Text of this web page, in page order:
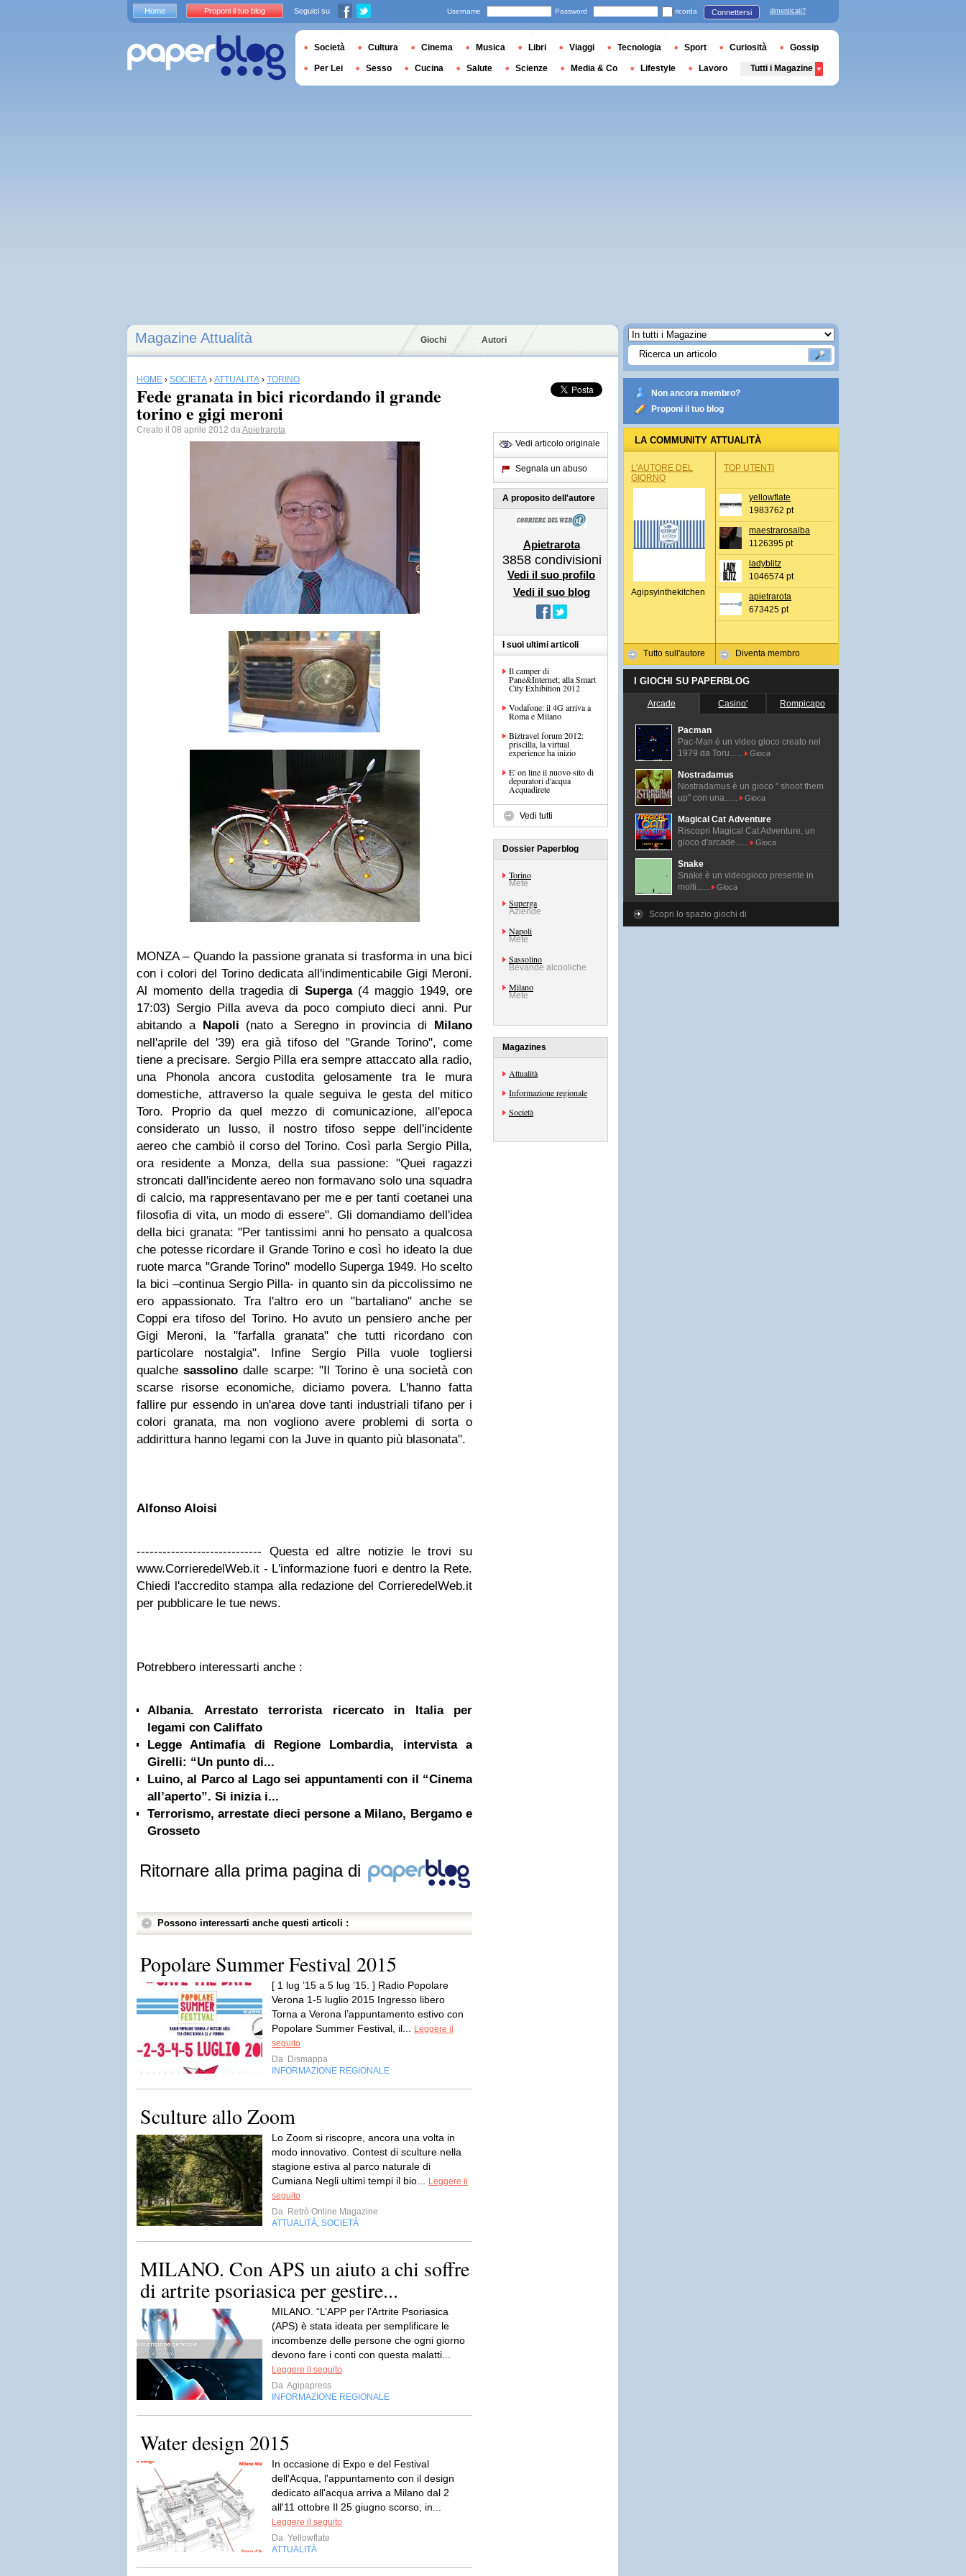
Magazine Attualità Giochi Autori
HOME › SOCIETÀ › ATTUALITÀ › TORINO
Fede granata in bici ricordando il grande
torino e gigi meroni
Creato il 08 aprile 2012 daApietrarota
MONZA – Quando la passione granata si trasforma in una bici
con i colori del Torino dedicata all'indimenticabile Gigi Meroni.
Al momento della tragedia di Superga(4 maggio 1949, ore
17:03) Sergio Pilla aveva da poco compiuto dieci anni. Pur
abitando a Napoli (nato a Seregno in provincia di Milano
nell'aprile del '39) era già tifoso del "Grande Torino", come
tiene a precisare. Sergio Pilla era sempre attaccato alla radio,
una Phonola ancora custodita gelosamente tra le mura
domestiche, attraverso la quale seguiva le gesta del mitico
Toro. Proprio da quel mezzo di comunicazione, all'epoca
considerato un lusso, il nostro tifoso seppe dell'incidente
aereo che cambiò il corso del Torino. Così parla Sergio Pilla,
ora residente a Monza, della sua passione: "Quei ragazzi
stroncati dall'incidente aereo non formavano solo una squadra
di calcio, ma rappresentavano per me e per tanti coetanei una
filosofia di vita, un modo di essere". Gli domandiamo dell'idea
della bici granata: "Per tantissimi anni ho pensato a qualcosa
che potesse ricordare il Grande Torino e così ho ideato la due
ruote marca "Grande Torino" modello Superga 1949. Ho scelto
la bici –continua Sergio Pilla- in quanto sin da piccolissimo ne
ero appassionato. Tra l'altro ero un "bartaliano" anche se
Coppi era tifoso del Torino. Ho avuto un pensiero anche per
Gigi Meroni, la "farfalla granata" che tutti ricordano con
particolare nostalgia". Infine Sergio Pilla vuole togliersi
qualchesassolino dalle scarpe: "Il Torino è una società con
scarse risorse economiche, diciamo povera. L'hanno fatta
fallire pur essendo in un'area dove tanti industriali tifano per i
colori granata, ma non vogliono avere problemi di sorta o
addirittura hanno legami con la Juve in quanto più blasonata".
Alfonso Aloisi
----------------------------- Questa ed altre notizie le trovi su
www.CorrieredelWeb.it - L'informazione fuori e dentro la Rete.
Chiedi l'accredito stampa alla redazione del CorrieredelWeb.it
per pubblicare le tue news.
Potrebbero interessarti anche :
Albania. Arrestato terrorista ricercato in Italia per
legami con Califfato
Legge Antimafia di Regione Lombardia, intervista a
Girelli: “Un punto di...
Luino, al Parco al Lago sei appuntamenti con il “Cinema
all’aperto”. Si inizia i...
Terrorismo, arrestate dieci persone a Milano, Bergamo e
Grosseto
Ritornare alla prima pagina di
Possono interessarti anche questi articoli :
Popolare Summer Festival 2015
[ 1 lug ’15 a 5 lug ’15. ] Radio Popolare
Verona 1-5 luglio 2015 Ingresso libero
Torna a Verona l’appuntamento estivo con
Popolare Summer Festival, il...
Leggere il
seguito
Da Dismappa
INFORMAZIONE REGIONALE
Sculture allo Zoom
Lo Zoom si riscopre, ancora una volta in
modo innovativo. Contest di sculture nella
stagione estiva al parco naturale di
Cumiana Negli ultimi tempi il bio...
Leggere il
seguito
Da Retrò Online Magazine
ATTUALITÀ SOCIETÀ
MILANO. Con APS un aiuto a chi soffre
di artrite psoriasica per gestire...
MILANO. “L’APP per l’Artrite Psoriasica
(APS) è stata ideata per semplificare le
incombenze delle persone che ogni giorno
devono fare i conti con questa malatti...
Leggere il seguito
Da Agipapress
INFORMAZIONE REGIONALE
Water design 2015
In occasione di Expo e del Festival
dell'Acqua, l'appuntamento con il design
dedicato all'acqua arriva a Milano dal 2
all'11 ottobre Il 25 giugno scorso, in...
Leggere il seguito
Da Yellowflate
ATTUALITÀ
Vedi articolo originale
Segnala un abuso
A proposito dell'autore
Apietrarota
3858 condivisioni
Vedi il suo profilo
Vedi il suo blog
I suoi ultimi articoli
Il camper di
Pane&Internet; alla Smart
City Exhibition 2012
Vodafone: il 4G arriva a
Roma e Milano
Biztravel forum 2012:
priscilla, la virtual
experience ha inizio
E' on line il nuovo sito di
depuratori d'acqua
Acquadirete
Vedi tutti
Dossier Paperblog
Torino
Mete
Superga
Aziende
Napoli
Mete
Sassolino
Bevande alcooliche
Milano
Mete
Magazines
Attualità
Informazione regionale
Società
Non ancora membro?
Proponi il tuo blog
LA COMMUNITY ATTUALITÀ
L'AUTORE DEL
GIORNO
Agipsyinthekitchen
Tutto sull'autore
TOP UTENTI
yellowflate
1983762 pt
maestrarosalba
1126395 pt
ladyblitz
1046574 pt
apietrarota
673425 pt
Diventa membro
I GIOCHI SU PAPERBLOG
Arcade Casino' Rompicapo
Pacman
Pac-Man é un video gioco creato nel
1979 da Toru......
Gioca
Nostradamus
Nostradamus è un gioco " shoot them
up" con una......
Gioca
Magical Cat Adventure
Riscopri Magical Cat Adventure, un
gioco d'arcade......
Gioca
Snake
Snake è un videogioco presente in
molti......
Gioca
Scopri lo spazio giochi di
Home Proponi il tuo blog Seguici su Username Password ricorda Connettersi dimenticati?
Società Cultura Cinema Musica Libri Viaggi Tecnologia Sport Curiosità Gossip
Per Lei Sesso Cucina Salute Scienze Media & Co Lifestyle Lavoro Tutti i Magazine